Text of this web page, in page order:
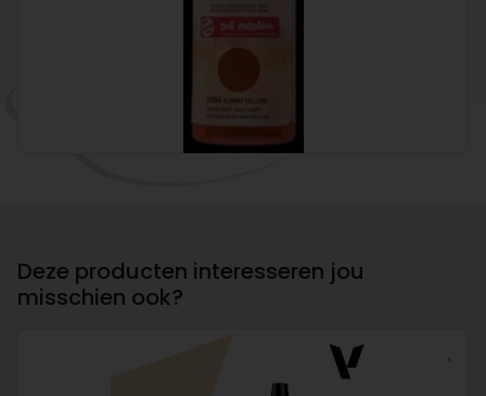
Deze producten interesseren jou
misschien ook?